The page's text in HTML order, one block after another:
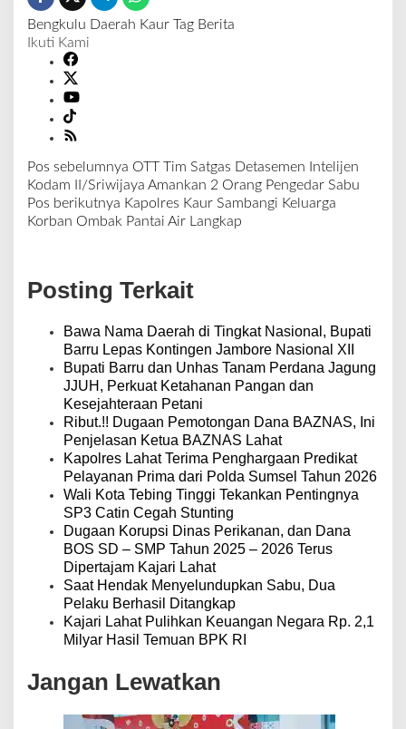
Bengkulu Daerah Kaur Tag Berita
Ikuti Kami
N
a
v
a
s
Pos sebelumnya OTT Tim Satgas Detasemen Intelijen
Kodam II/Sriwijaya Amankan 2 Orang Pengedar Sabu
Pos berikutnya Kapolres Kaur Sambangi Keluarga
Korban Ombak Pantai Air Langkap
Posting Terkait
Bawa Nama Daerah di Tingkat Nasional, Bupati
Barru Lepas Kontingen Jambore Nasional XII
Bupati Barru dan Unhas Tanam Perdana Jagung
JJUH, Perkuat Ketahanan Pangan dan
Kesejahteraan Petani
Ribut.!! Dugaan Pemotongan Dana BAZNAS, Ini
Penjelasan Ketua BAZNAS Lahat
Kapolres Lahat Terima Penghargaan Predikat
Pelayanan Prima dari Polda Sumsel Tahun 2026
Wali Kota Tebing Tinggi Tekankan Pentingnya
SP3 Catin Cegah Stunting
Dugaan Korupsi Dinas Perikanan, dan Dana
BOS SD – SMP Tahun 2025 – 2026 Terus
Dipertajam Kajari Lahat
Saat Hendak Menyelundupkan Sabu, Dua
Pelaku Berhasil Ditangkap
Kajari Lahat Pulihkan Keuangan Negara Rp. 2,1
Milyar Hasil Temuan BPK RI
Jangan Lewatkan